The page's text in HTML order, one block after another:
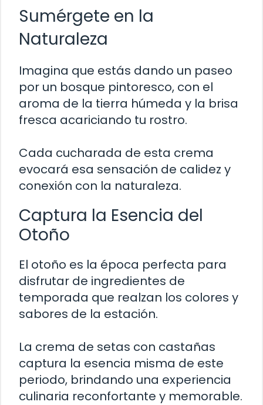
Sumérgete en la
Naturaleza
Imagina que estás dando un paseo
por un bosque pintoresco, con el
aroma de la tierra húmeda y la brisa
fresca acariciando tu rostro.
Cada cucharada de esta crema
evocará esa sensación de calidez y
conexión con la naturaleza.
Captura la Esencia del
Otoño
El otoño es la época perfecta para
disfrutar de ingredientes de
temporada que realzan los colores y
sabores de la estación.
La crema de setas con castañas
captura la esencia misma de este
periodo, brindando una experiencia
culinaria reconfortante y memorable.